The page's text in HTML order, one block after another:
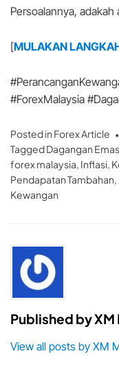
Persoalannya,
[MULAKAN
#ForexMalaysia
Posted in Forex Article
TaggedDagangan Emas
forex malaysia, Inflasi,
Pendapatan Tambahan,
Kewangan
Published byXM
View all posts by XM